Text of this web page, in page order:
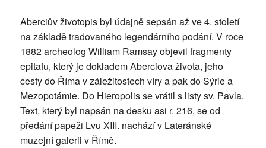
Aberciův životopis byl údajně sepsán až ve 4. století
na základě tradovaného legendárního podání. V roce
1882 archeolog William Ramsay objevil fragmenty
epitafu, který je dokladem Aberciova života, jeho
cesty do Říma v záležitostech víry a pak do Sýrie a
Mezopotámie. Do Hieropolis se vrátil s listy sv. Pavla.
Text, který byl napsán na desku asi r. 216, se od
předání papeži Lvu XIII. nachází v Lateránské
muzejní galerii v Římě.